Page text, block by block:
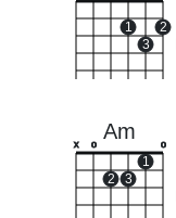
1
3
2
Am
x o
2 3
1
o